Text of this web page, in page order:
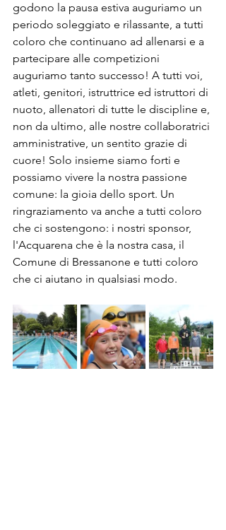
godono la pausa estiva auguriamo un
periodo soleggiato e rilassante, a tutti
coloro che continuano ad allenarsi e a
partecipare alle competizioni
auguriamo tanto successo! A tutti voi,
atleti, genitori, istruttrice ed istruttori di
nuoto, allenatori di tutte le discipline e,
non da ultimo, alle nostre collaboratrici
amministrative, un sentito grazie di
cuore! Solo insieme siamo forti e
possiamo vivere la nostra passione
comune: la gioia dello sport. Un
ringraziamento va anche a tutti coloro
che ci sostengono: i nostri sponsor,
l'Acquarena che è la nostra casa, il
Comune di Bressanone e tutti coloro
che ci aiutano in qualsiasi modo.